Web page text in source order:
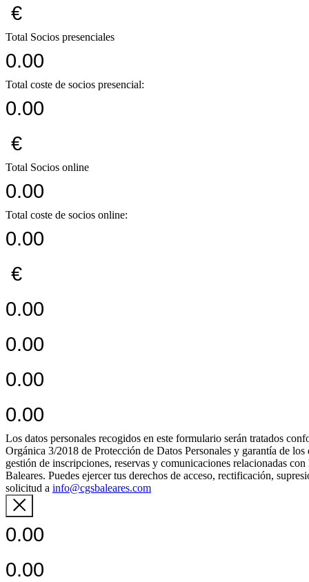
€
Total Socios presenciales
0.00
Total coste de socios presencial:
0.00
€
Total Socios online
0.00
Total coste de socios online:
0.00
€
0.00
0.00
0.00
0.00
Los datos personales recogidos en este formulario serán tratados
Orgánica 3/2018 de Protección de Datos Personales y garantía de
gestión de inscripciones, reservas y comunicaciones relacionadas
Baleares. Puedes ejercer tus derechos de acceso, rectificación,
solicitud a info@cgsbaleares.com
0.00
0.00